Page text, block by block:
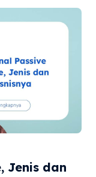
Jenis dan